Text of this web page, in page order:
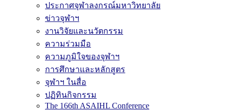
ประกาศจุฬาลงกรณ์มหาวิทยาลัย
ข่าวจุฬาฯ
งานวิจัยและนวัตกรรม
ความร่วมมือ
ความภูมิใจของจุฬาฯ
การศึกษาและหลักสูตร
จุฬาฯ ในสื่อ
ปฏิทินกิจกรรม
The 166th ASAIHL Conference